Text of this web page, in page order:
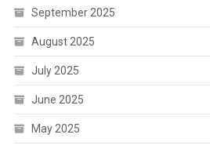
September 2025
August 2025
July 2025
June 2025
May 2025